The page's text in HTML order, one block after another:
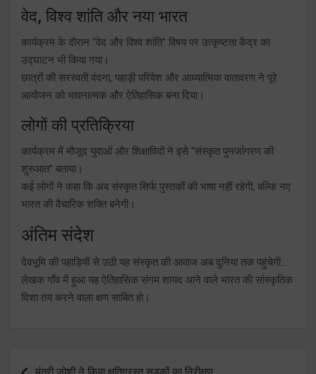
वेद, विश्व शांति और नया भारत
कार्यक्रम के दौरान “वेद और विश्व शांति” विषय पर उत्कृष्टता केंद्र का
उद्घाटन भी किया गया।
छात्रों की सरस्वती वंदना, पहाड़ी परिवेश और आध्यात्मिक वातावरण ने पूरे
आयोजन को भावनात्मक और ऐतिहासिक बना दिया।
लोगों की प्रतिक्रिया
कार्यक्रम में मौजूद युवाओं और शिक्षाविदों ने इसे “संस्कृत पुनर्जागरण की
शुरुआत” बताया।
कई लोगों ने कहा कि अब संस्कृत सिर्फ पुस्तकों की भाषा नहीं रहेगी, बल्कि नए
भारत की वैचारिक शक्ति बनेगी।
अंतिम संदेश
देवभूमि की पहाड़ियों से उठी यह संस्कृत की आवाज अब दुनिया तक पहुंचेगी…
लेखक गाँव में हुआ यह ऐतिहासिक संगम शायद आने वाले भारत की सांस्कृतिक
दिशा तय करने वाला क्षण साबित हो।